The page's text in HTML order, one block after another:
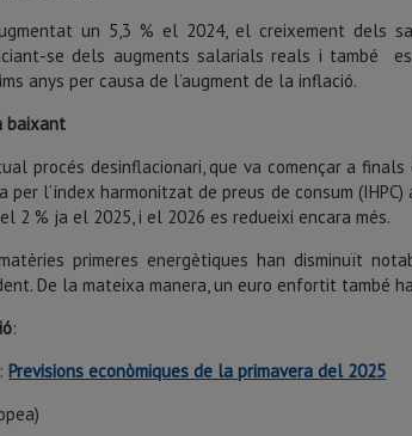
un 5,3 % el 2024, el creixement dels
se dels augments salarials reals i també
anys per causa de l’augment de la inflació.
baixant
procés desinflacionari, que va començar a
per l’índex harmonitzat de preus de consum
2 % ja el 2025, i el 2026 es redueixi encara més.
primeres energètiques han disminuït
De la mateixa manera, un euro enfortit també
:
Previsions econòmiques de la primavera del 2025